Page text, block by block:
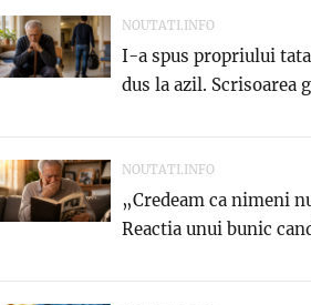
NOUTATI.INFO
I-a spus propriului
dus la azil. Scrisoarea
NOUTATI.INFO
„Credeam ca nimeni
Reactia unui bunic